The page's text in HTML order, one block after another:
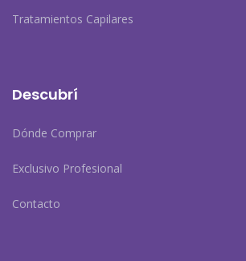
Tratamientos Capilares
Descubrí
Dónde Comprar
Exclusivo Profesional
Contacto